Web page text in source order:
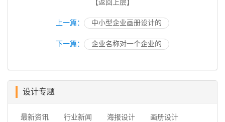
【返回上层】
上一篇： 中小型企业画册设计的
下一篇： 企业名称对一个企业的
设计专题
最新资讯 行业新闻 海报设计 画册设计